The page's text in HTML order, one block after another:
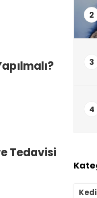
Tedavisi
2
3
4
Kedi